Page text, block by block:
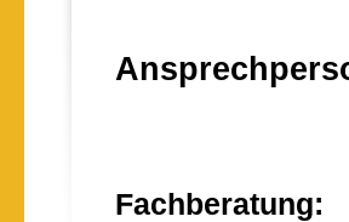
Fachberatung: